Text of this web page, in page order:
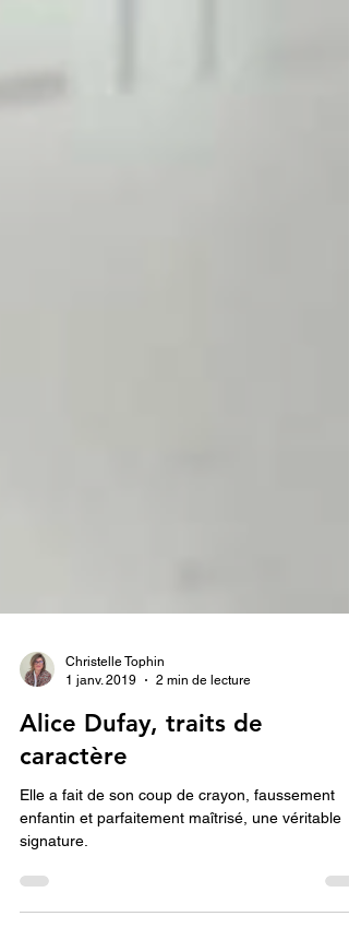
1 janv. 2019
2 min de lecture
Alice Dufay, traits de
caractère
Elle a fait de son coup de crayon, faussement
signature.